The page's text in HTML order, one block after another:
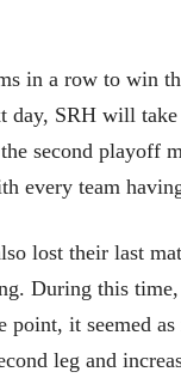
in a row to win
day, SRH will
second playoff
every team
lost their last
During this
point, it seemed
leg and